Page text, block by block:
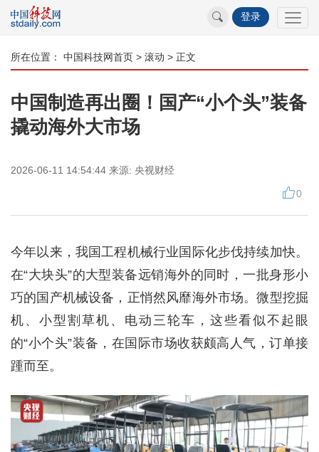
登录
所在位置： 中国科技网首页 > 滚动 > 正文
中国制造再出圈！国产“小个头”装备
撬动海外大市场
2026-06-11 14:54:44 来源: 央视财经
0
今年以来，我国工程机械行业国际化步伐持续加快。
在“大块头”的大型装备远销海外的同时，一批身形小
巧的国产机械设备，正悄然风靡海外市场。微型挖掘
机、小型割草机、电动三轮车，这些看似不起眼
的“小个头”装备，在国际市场收获颇高人气，订单接
踵而至。